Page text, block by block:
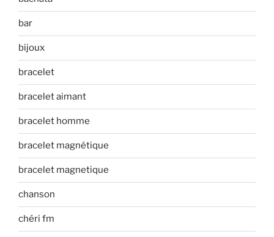
bar
bijoux
bracelet
bracelet aimant
bracelet homme
bracelet magnétique
bracelet magnetique
chanson
chéri fm